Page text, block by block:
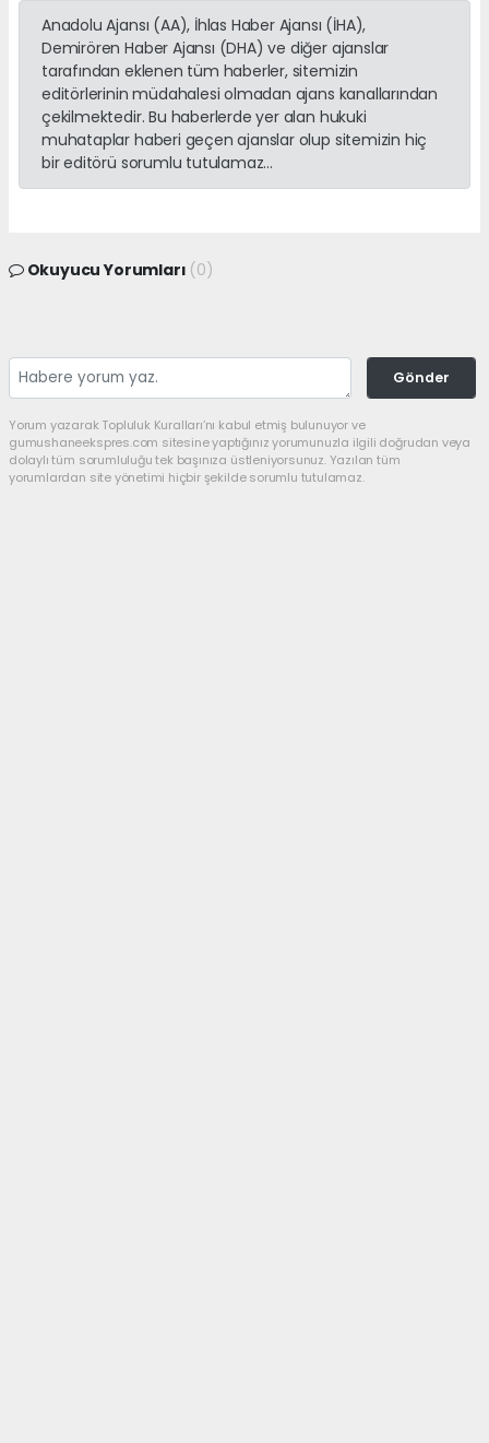
Anadolu Ajansı (AA), İhlas Haber Ajansı (İHA),
Demirören Haber Ajansı (DHA) ve diğer ajanslar
tarafından eklenen tüm haberler, sitemizin
editörlerinin müdahalesi olmadan ajans kanallarından
çekilmektedir. Bu haberlerde yer alan hukuki
muhataplar haberi geçen ajanslar olup sitemizin hiç
bir editörü sorumlu tutulamaz...
Okuyucu Yorumları (0)
Gönder
Yorum yazarak Topluluk Kuralları’nı kabul etmiş bulunuyor ve
gumushaneekspres.com sitesine yaptığınız yorumunuzla ilgili doğrudan veya
dolaylı tüm sorumluluğu tek başınıza üstleniyorsunuz. Yazılan tüm
yorumlardan site yönetimi hiçbir şekilde sorumlu tutulamaz.